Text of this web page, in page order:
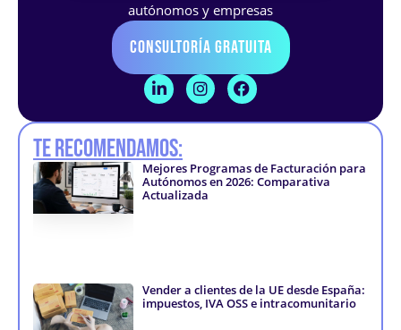
autónomos y empresas
Consultoría Gratuita
L
i
k
e
d
i
n
I
n
t
g
r
a
F
a
e
o
o
Te recomendamos:
Mejores Programas de Facturación para
Autónomos en 2026: Comparativa
Actualizada
Vender a clientes de la UE desde España:
impuestos, IVA OSS e intracomunitario